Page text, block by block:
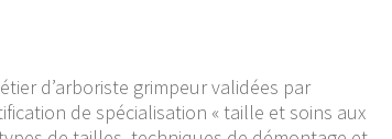
d’arboriste grimpeur validées par
de spécialisation « taille et soins aux